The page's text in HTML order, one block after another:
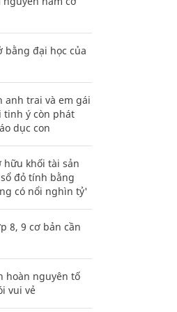
đại học của
anh trai và em gái
ý còn phát
dục con
hữu khối tài sản
đỏ tính bằng
có nổi nghìn tỷ'
8, 9 cơ bản cần
hoàn nguyên tố
vui vẻ